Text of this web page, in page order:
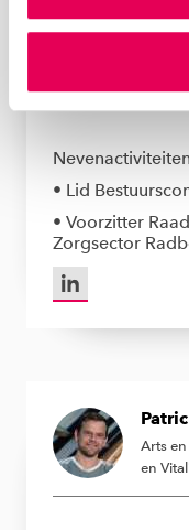
gepersonaliseerde
instellen welke
cookiestatement
• Lid
• Voorzitter
Zorgsector
LinkedIn van
Arts
en